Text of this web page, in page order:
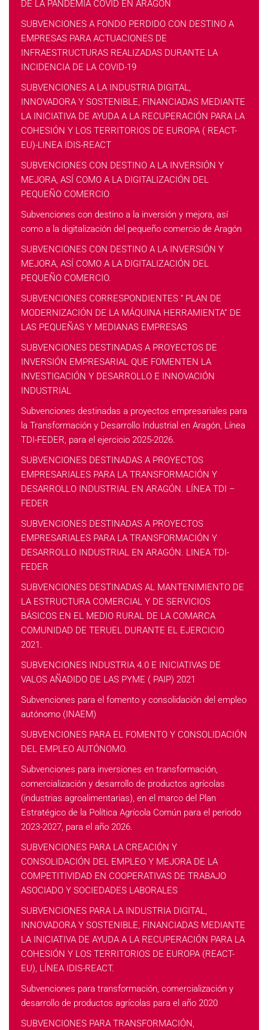
DE LA PANDEMIA COVID EN ARAGÓN
SUBVENCIONES A FONDO PERDIDO CON DESTINO A
EMPRESAS PARA ACTUACIONES DE
INFRAESTRUCTURAS REALIZADAS DURANTE LA
INCIDENCIA DE LA COVID-19
SUBVENCIONES A LA INDUSTRIA DIGITAL,
INNOVADORA Y SOSTENIBLE, FINANCIADAS MEDIANTE
LA INICIATIVA DE AYUDA A LA RECUPERACIÓN PARA LA
COHESIÓN Y LOS TERRITORIOS DE EUROPA ( REACT-
EU)-LINEA IDIS-REACT
SUBVENCIONES CON DESTINO A LA INVERSIÓN Y
MEJORA, ASÍ COMO A LA DIGITALIZACIÓN DEL
PEQUEÑO COMERCIO
Subvenciones con destino a la inversión y mejora, así
como a la digitalización del pequeño comercio de Aragón
SUBVENCIONES CON DESTINO A LA INVERSIÓN Y
MEJORA, ASÍ COMO A LA DIGITALIZACIÓN DEL
PEQUEÑO COMERCIO.
SUBVENCIONES CORRESPONDIENTES “ PLAN DE
MODERNIZACIÓN DE LA MÁQUINA HERRAMIENTA” DE
LAS PEQUEÑAS Y MEDIANAS EMPRESAS
SUBVENCIONES DESTINADAS A PROYECTOS DE
INVERSIÓN EMPRESARIAL QUE FOMENTEN LA
INVESTIGACIÓN Y DESARROLLO E INNOVACIÓN
INDUSTRIAL
Subvenciones destinadas a proyectos empresariales para
la Transformación y Desarrollo Industrial en Aragón, Línea
TDI-FEDER, para el ejercicio 2025-2026.
SUBVENCIONES DESTINADAS A PROYECTOS
EMPRESARIALES PARA LA TRANSFORMACIÓN Y
DESARROLLO INDUSTRIAL EN ARAGÓN. LÍNEA TDI –
FEDER
SUBVENCIONES DESTINADAS A PROYECTOS
EMPRESARIALES PARA LA TRANSFORMACIÓN Y
DESARROLLO INDUSTRIAL EN ARAGÓN. LINEA TDI-
FEDER
SUBVENCIONES DESTINADAS AL MANTENIMIENTO DE
LA ESTRUCTURA COMERCIAL Y DE SERVICIOS
BÁSICOS EN EL MEDIO RURAL DE LA COMARCA
COMUNIDAD DE TERUEL DURANTE EL EJERCICIO
2021.
SUBVENCIONES INDUSTRIA 4.0 E INICIATIVAS DE
VALOS AÑADIDO DE LAS PYME ( PAIP) 2021
Subvenciones para el fomento y consolidación del empleo
autónomo (INAEM)
SUBVENCIONES PARA EL FOMENTO Y CONSOLIDACIÓN
DEL EMPLEO AUTÓNOMO.
Subvenciones para inversiones en transformación,
comercialización y desarrollo de productos agrícolas
(industrias agroalimentarias), en el marco del Plan
Estratégico de la Política Agrícola Común para el periodo
2023-2027, para el año 2026.
SUBVENCIONES PARA LA CREACIÓN Y
CONSOLIDACIÓN DEL EMPLEO Y MEJORA DE LA
COMPETITIVIDAD EN COOPERATIVAS DE TRABAJO
ASOCIADO Y SOCIEDADES LABORALES
SUBVENCIONES PARA LA INDUSTRIA DIGITAL,
INNOVADORA Y SOSTENIBLE, FINANCIADAS MEDIANTE
LA INICIATIVA DE AYUDA A LA RECUPERACIÓN PARA LA
COHESIÓN Y LOS TERRITORIOS DE EUROPA (REACT-
EU), LÍNEA IDIS-REACT.
Subvenciones para transformación, comercialización y
desarrollo de productos agrícolas para el año 2020
SUBVENCIONES PARA TRANSFORMACIÓN,